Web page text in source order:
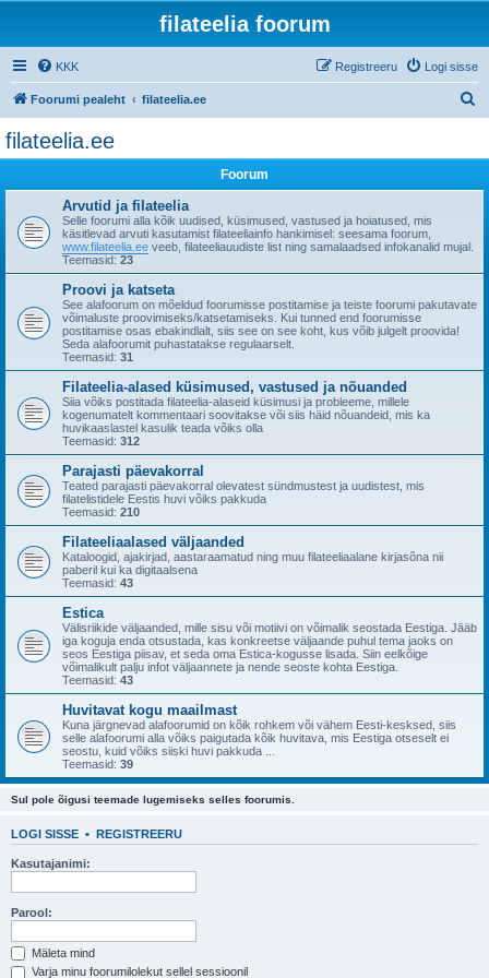
filateelia foorum
KKK Logi sisse
Registreeru
Foorumi pealeht filateelia.ee
filateelia.ee
Foorum
Arvutid ja filateelia
Selle foorumi alla kõik uudised, küsimused, vastused ja hoiatused, mis
käsitlevad arvuti kasutamist filateeliainfo hankimisel: seesama foorum,
www.filateelia.ee veeb, filateeliauudiste list ning samalaadsed infokanalid mujal.
Teemasid: 23
Proovi ja katseta
See alafoorum on mõeldud foorumisse postitamise ja teiste foorumi pakutavate
võimaluste proovimiseks/katsetamiseks. Kui tunned end foorumisse
postitamise osas ebakindlalt, siis see on see koht, kus võib julgelt proovida!
Seda alafoorumit puhastatakse regulaarselt.
Teemasid: 31
Filateelia-alased küsimused, vastused ja nõuanded
Siia võiks postitada filateelia-alaseid küsimusi ja probleeme, millele
kogenumatelt kommentaari soovitakse või siis häid nõuandeid, mis ka
huvikaaslastel kasulik teada võiks olla
Teemasid: 312
Parajasti päevakorral
Teated parajasti päevakorral olevatest sündmustest ja uudistest, mis
filatelistidele Eestis huvi võiks pakkuda
Teemasid: 210
Filateeliaalased väljaanded
Kataloogid, ajakirjad, aastaraamatud ning muu filateeliaalane kirjasõna nii
paberil kui ka digitaalsena
Teemasid: 43
Estica
Välisriikide väljaanded, mille sisu või motiivi on võimalik seostada Eestiga. Jääb
iga koguja enda otsustada, kas konkreetse väljaande puhul tema jaoks on
seos Eestiga piisav, et seda oma Estica-kogusse lisada. Siin eelkõige
võimalikult palju infot väljaannete ja nende seoste kohta Eestiga.
Teemasid: 43
Huvitavat kogu maailmast
Kuna järgnevad alafoorumid on kõik rohkem või vähem Eesti-kesksed, siis
selle alafoorumi alla võiks paigutada kõik huvitava, mis Eestiga otseselt ei
seostu, kuid võiks siiski huvi pakkuda ...
Teemasid: 39
Sul pole õigusi teemade lugemiseks selles foorumis.
LOGI SISSE • REGISTREERU
Kasutajanimi:
Parool:
Mäleta mind
Varja minu foorumilolekut sellel sessioonil